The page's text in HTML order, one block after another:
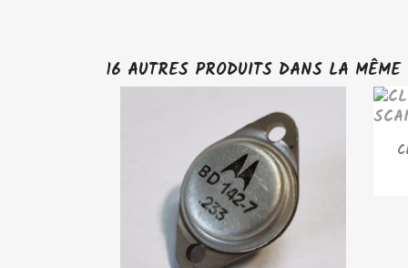
16 AUTRES PRODUITS DANS LA MÊME